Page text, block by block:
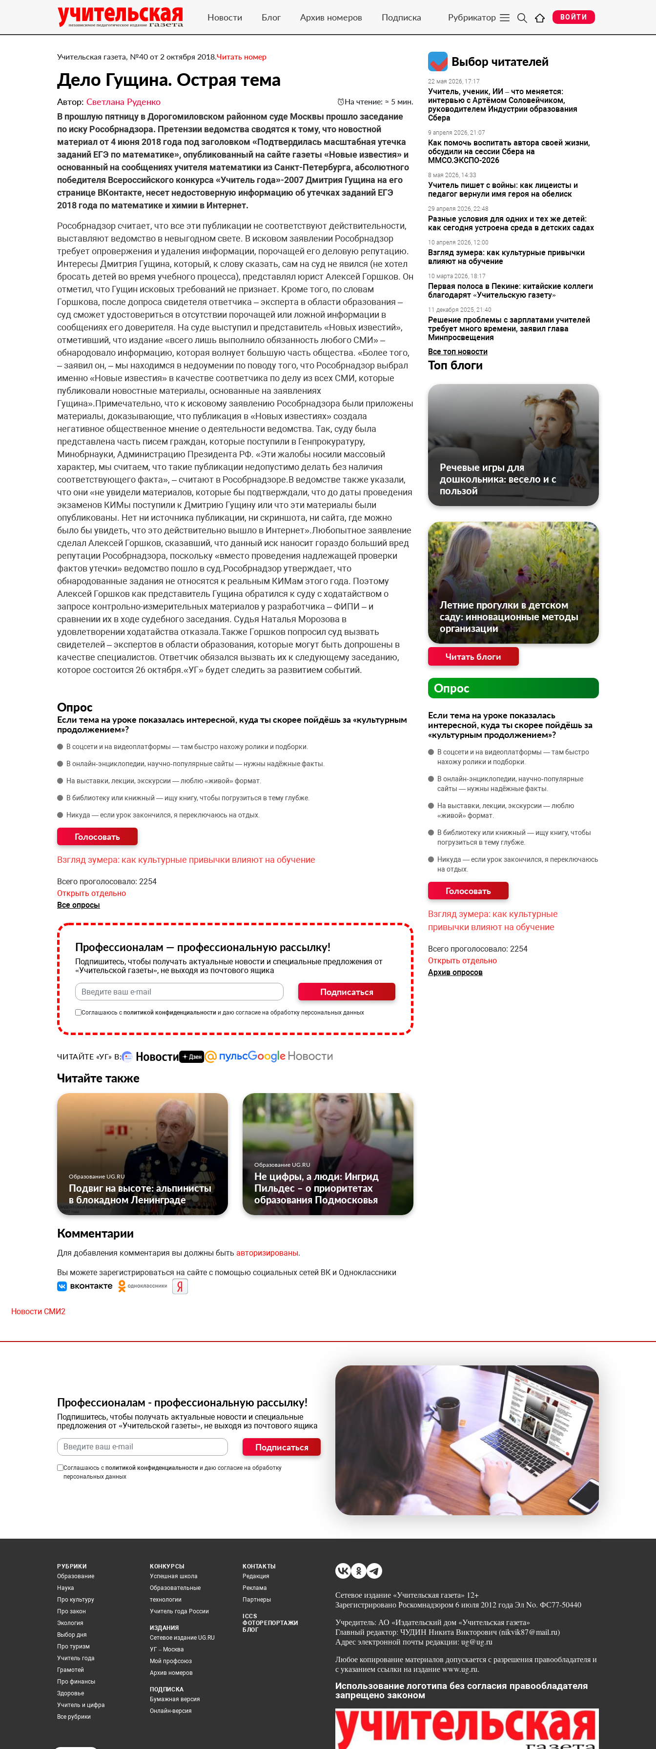
Новости Блог Архив номеров Подписка Рубрикатор ВОЙТИ
Учительская газета, №40 от 2 октября 2018.Читать номер
Дело Гущина. ​Острая тема
Автор: Светлана Руденко На чтение: ≈ 5 мин.
В прошлую пятницу в Дорогомиловском районном суде Москвы прошло заседание
по иску Рособрнадзора. Претензии ведомства сводятся к тому, что новостной
материал от 4 июня 2018 года под заголовком «Подтвердилась масштабная утечка
заданий ЕГЭ по математике», опубликованный на сайте газеты «Новые известия» и
основанный на сообщениях учителя математики из Санкт-Петербурга, абсолютного
победителя Всероссийского конкурса «Учитель года»-2007 Дмитрия Гущина на его
странице ВКонтакте, несет недостоверную информацию об утечках заданий ЕГЭ
2018 года по математике и химии в Интернет.
Рособрнадзор считает, что все эти публикации не соответствуют действительности,
выставляют ведомство в невыгодном свете. В исковом заявлении Рособрнадзор
требует опровержения и удаления информации, порочащей его деловую репутацию.
Интересы Дмитрия Гущина, который, к слову сказать, сам на суд не явился (не хотел
бросать детей во время учебного процесса), представлял юрист Алексей Горшков. Он
отметил, что Гущин исковых требований не признает. Кроме того, по словам
Горшкова, после допроса свидетеля ответчика – эксперта в области образования –
суд сможет удостовериться в отсутствии порочащей или ложной информации в
сообщениях его доверителя. На суде выступил и представитель «Новых известий»,
отметивший, что издание «всего лишь выполнило обязанность любого СМИ» –
обнародовало информацию, которая волнует большую часть общества. «Более того,
– заявил он, – мы находимся в недоумении по поводу того, что Рособрнадзор выбрал
именно «Новые известия» в качестве соответчика по делу из всех СМИ, которые
публиковали новостные материалы, основанные на заявлениях
Гущина».Примечательно, что к исковому заявлению Рособрнадзора были приложены
материалы, доказывающие, что публикация в «Новых известиях» создала
негативное общественное мнение о деятельности ведомства. Так, суду была
представлена часть писем граждан, которые поступили в Генпрокуратуру,
Минобрнауки, Администрацию Президента РФ. «Эти жалобы носили массовый
характер, мы считаем, что такие публикации недопустимо делать без наличия
соответствующего факта», – считают в Рособрнадзоре.В ведомстве также указали,
что они «не увидели материалов, которые бы подтверждали, что до даты проведения
экзаменов КИМы поступили к Дмитрию Гущину или что эти материалы были
опубликованы. Нет ни источника публикации, ни скриншота, ни сайта, где можно
было бы увидеть, что это действительно вышло в Интернет».Любопытное заявление
сделал Алексей Горшков, сказавший, что данный иск наносит гораздо больший вред
репутации Рособрнадзора, поскольку «вместо проведения надлежащей проверки
фактов утечки» ведомство пошло в суд.Рособрнадзор утверждает, что
обнародованные задания не относятся к реальным КИМам этого года. Поэтому
Алексей Горшков как представитель Гущина обратился к суду с ходатайством о
запросе контрольно-измерительных материалов у разработчика – ФИПИ – и
сравнении их в ходе судебного заседания. Судья Наталья Морозова в
удовлетворении ходатайства отказала.Также Горшков попросил суд вызвать
свидетелей – экспертов в области образования, которые могут быть допрошены в
качестве специалистов. Ответчик обязался вызвать их к следующему заседанию,
которое состоится 26 октября.«УГ» будет следить за развитием событий.
Опрос
Если тема на уроке показалась интересной, куда ты скорее пойдёшь за «культурным
продолжением»?
В соцсети и на видеоплатформы — там быстро нахожу ролики и подборки.
В онлайн‑энциклопедии, научно‑популярные сайты — нужны надёжные факты.
На выставки, лекции, экскурсии — люблю «живой» формат.
В библиотеку или книжный — ищу книгу, чтобы погрузиться в тему глубже.
Никуда — если урок закончился, я переключаюсь на отдых.
Взгляд зумера: как культурные привычки влияют на обучение
Всего проголосовало: 2254
Открыть отдельно
Все опросы
Профессионалам — профессиональную рассылку!
Подпишитесь, чтобы получать актуальные новости и специальные предложения от
«Учительской газеты», не выходя из почтового ящика
Подписаться
Соглашаюсь с политикой конфиденциальности и даю согласие на обработку персональных данных
ЧИТАЙТЕ «УГ» В:
Читайте также
Образование UG.RU
Подвиг на высоте: альпинисты
в блокадном Ленинграде
Образование UG.RU
Не цифры, а люди: Ингрид
Пильдес – о приоритетах
образования Подмосковья
Комментарии
Для добавления комментария вы должны быть авторизированы.
Вы можете зарегистрироваться на сайте с помощью социальных сетей ВК и Одноклассники
Выбор читателей
22 мая 2026, 17:17
Учитель, ученик, ИИ – что меняется:
интервью с Артёмом Соловейчиком,
руководителем Индустрии образования
Сбера
9 апреля 2026, 21:07
Как помочь воспитать автора своей жизни,
обсудили на сессии Сбера на
ММСО.ЭКСПО-2026
8 мая 2026, 14:33
Учитель пишет с войны: как лицеисты и
педагог вернули имя героя на обелиск
29 апреля 2026, 22:48
Разные условия для одних и тех же детей:
как сегодня устроена среда в детских садах
10 апреля 2026, 12:00
Взгляд зумера: как культурные привычки
влияют на обучение
10 марта 2026, 18:17
Первая полоса в Пекине: китайские коллеги
благодарят «Учительскую газету»
11 декабря 2025, 21:40
Решение проблемы с зарплатами учителей
требует много времени, заявил глава
Минпросвещения
Все топ новости
Топ блоги
Речевые игры для
дошкольника: весело и с
пользой
Летние прогулки в детском
саду: инновационные методы
организации
Читать блоги
Опрос
Если тема на уроке показалась
интересной, куда ты скорее пойдёшь за
«культурным продолжением»?
В соцсети и на видеоплатформы — там быстро
нахожу ролики и подборки.
В онлайн‑энциклопедии, научно‑популярные
сайты — нужны надёжные факты.
На выставки, лекции, экскурсии — люблю
«живой» формат.
В библиотеку или книжный — ищу книгу, чтобы
погрузиться в тему глубже.
Никуда — если урок закончился, я переключаюсь
на отдых.
Взгляд зумера: как культурные
привычки влияют на обучение
Всего проголосовало: 2254
Открыть отдельно
Архив опросов
Новости СМИ2
Профессионалам - профессиональную рассылку!
Подпишитесь, чтобы получать актуальные новости и специальные
предложения от «Учительской газеты», не выходя из почтового ящика
Подписаться
Соглашаюсь с политикой конфиденциальности и даю согласие на обработку
персональных данных
РУБРИКИ
Образование
Наука
Про культуру
Про закон
Экология
Выбор дня
Про туризм
Учитель года
Грамотей
Про финансы
Здоровье
Учитель и цифра
Все рубрики
КОНКУРСЫ
Успешная школа
Образовательные
технологии
Учитель года России
ИЗДАНИЯ
Сетевое издание UG.RU
УГ – Москва
Мой профсоюз
Архив номеров
ПОДПИСКА
Бумажная версия
Онлайн-версия
КОНТАКТЫ
Редакция
Реклама
Партнеры
ICCS
ФОТОРЕПОРТАЖИ
БЛОГ
Сетевое издание «Учительская газета» 12+
Зарегистрировано Роскомнадзором 6 июля 2012 года Эл No. ФС77-50440
Учредитель: АО «Издательский дом «Учительская газета»
Главный редактор: ЧУДИН Никита Викторович (nikvik87@mail.ru)
Адрес электронной почты редакции: ug@ug.ru
Любое копирование материалов допускается с разрешения правообладателя и
с указанием ссылки на издание www.ug.ru.
Использование логотипа без согласия правообладателя
запрещено законом